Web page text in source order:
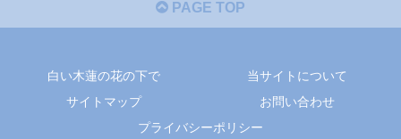
PAGE TOP
白い木蓮の花の下で
当サイトについて
サイトマップ
お問い合わせ
プライバシーポリシー